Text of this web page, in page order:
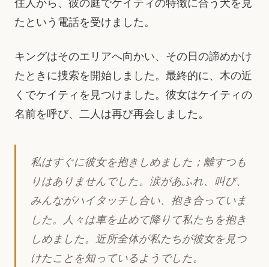
住人から、彼の庭でケイティの特徴に合う犬を見
たという電話を受けました。
キングはそのエリアへ向かい、その日の諦めかけ
たときに捜索を開始しました。最終的に、木の近
くでケイティを見つけました。彼女はケイティの
名前を呼び、二人は再び再会しました。
私はすぐに彼女を抱きしめました；離すつも
りはありませんでした。涙があふれ、叫び、
みんながハイタッチし合い、抱き合っていま
した。人々は車を止めて降りて私たちを抱き
しめました。近所全体が私たちが彼女を見つ
けたことを知っているようでした。